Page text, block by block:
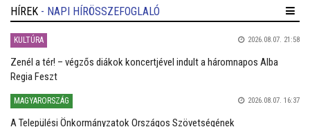
HÍREK - NAPI HÍRÖSSZEFOGLALÓ
KULTÚRA 2026.08.07. 21:58
Zenél a tér! – végzős diákok koncertjével indult a háromnapos Alba
Regia Feszt
MAGYARORSZÁG 2026.08.07. 16:37
A Települési Önkormányzatok Országos Szövetségének